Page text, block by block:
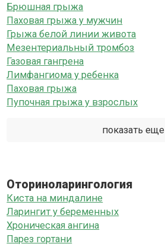
Брюшная грыжа
Паховая грыжа у мужчин
Грыжа белой линии живота
Мезентериальный тромбоз
Газовая гангрена
Лимфангиома у ребенка
Паховая грыжа
Пупочная грыжа у взрослых
показать еще
Оториноларингология
Киста на миндалине
Ларингит у беременных
Хроническая ангина
Парез гортани